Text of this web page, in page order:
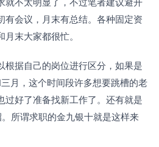
有会议，月末有总结。各种固定资
末大家都很忙。
根据自己的岗位进行区分，如果是
月，这个时间段许多想要跳槽的老
过好了准备找新工作了。还有就是
所谓求职的金九银十就是这样来